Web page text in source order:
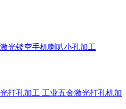
光镂空手机喇叭小孔加工
打孔加工 工业五金激光打孔机加